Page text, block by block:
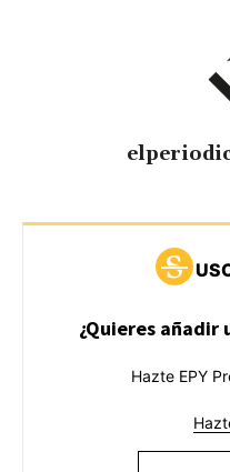
¿Quieres añadir
Hazte EPY